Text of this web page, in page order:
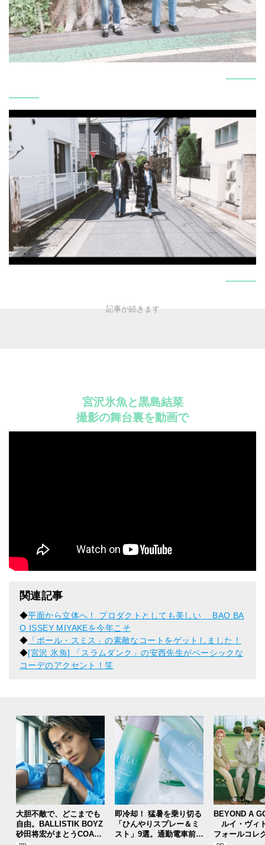
———
———
———
宮沢氷魚と黒島結菜
撮影の舞台裏を動画で
関連記事
◆平面から立体へ！ プロダクトとしても美しい BAO BA
O ISSEY MIYAKEを今年こそ
◆ 「ポール・スミス」の素敵なコートをゲットしました！
◆[宮沢 氷魚] 「スラムダンク」の安西先生がベーシックな
コーデのアクセント！笑
大胆不敵で、どこまでも
自由。BALLISTIK BOYZ
砂田将宏がまとうCOACH
即冷却！ 猛暑を乗り切る
「ひんやりスプレー＆ミ
スト」9選。通勤電車前、
BEYOND A
ルイ・ヴィ
フォールコレ